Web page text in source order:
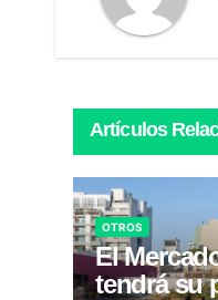
Artículos
OTROS
El
tendrá su